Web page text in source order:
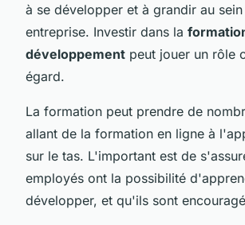
à se développer et à grandir au
entreprise. Investir dans la
développement peut jouer un rôle
égard.
La formation peut prendre de
allant de la formation en ligne à
sur le tas. L'important est de
employés ont la possibilité
développer, et qu'ils sont